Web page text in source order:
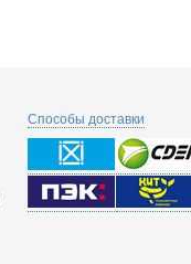
Способы доставки